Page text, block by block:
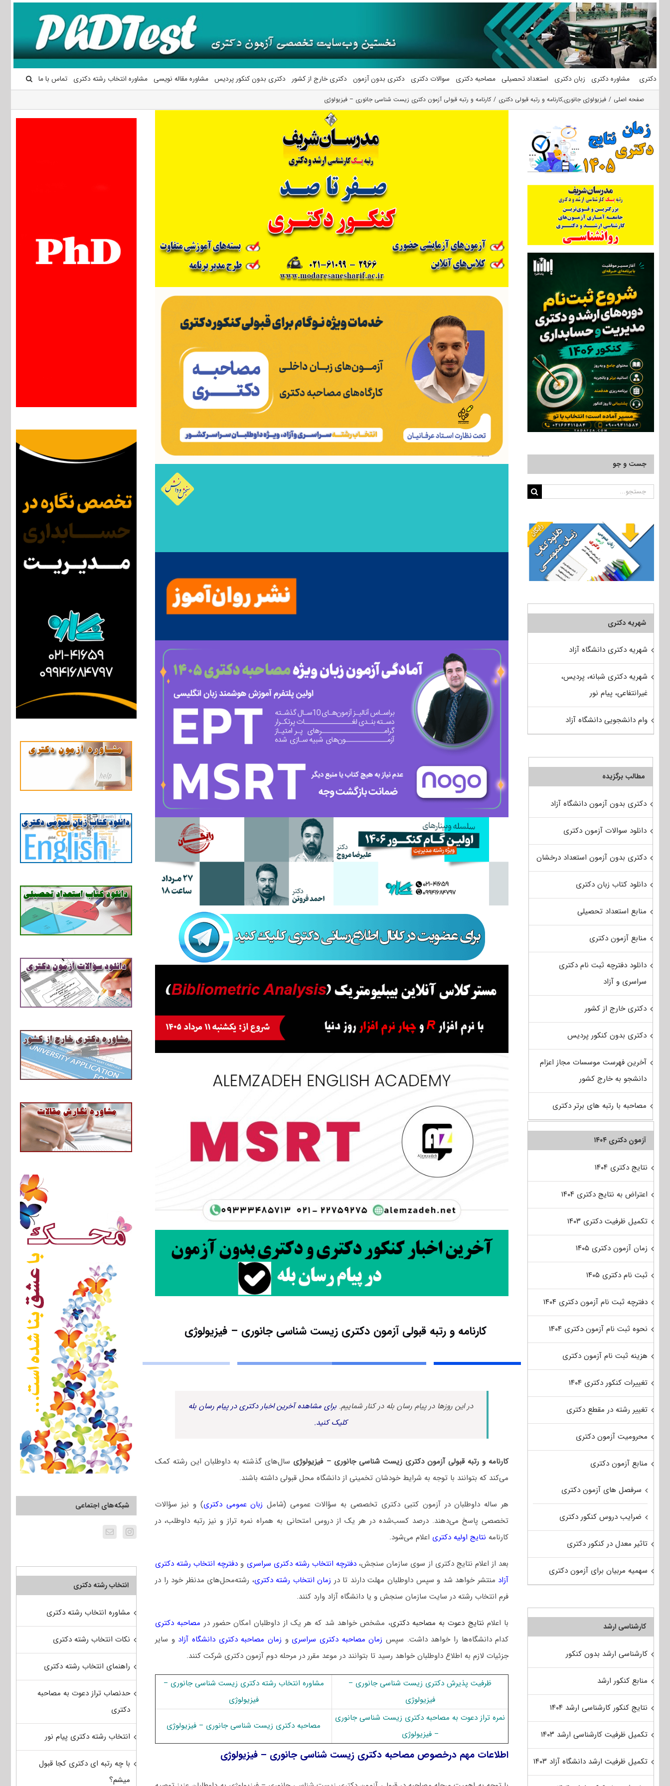
محتوا
دکتری مشاوره دکتری زبان دکتری استعداد تحصیلی مصاحبه دکتری سوالات دکتری دکتری بدون آزمون دکتری خارج از کشور دکتری بدون کنکور پردیس مشاوره مقاله نویسی مشاوره انتخاب رشته دکتری تماس با ما
صفحه اصلی فیزیولوژی جانوری,کارنامه و رتبه قبولی دکتری کارنامه و رتبه قبولی آزمون دکتری زیست شناسی جانوری – فیزیولوژی
کارنامه و رتبه قبولی آزمون دکتری زیست شناسی جانوری – فیزیولوژی
در این روزها در پیام رسان بله در کنار شماییم. برای مشاهده آخرین اخبار دکتری در پیام رسان بله
کلیک کنید.
کارنامه و رتبه قبولی آزمون دکتری زیست شناسی جانوری – فیزیولوژی سال‌های گذشته به داوطلبان این رشته کمک
می‌کند که بتوانند با توجه به شرایط خودشان تخمینی از دانشگاه محل قبولی داشته باشند.
هر ساله داوطلبان در آزمون کتبی دکتری تخصصی به سؤالات عمومی (شامل زبان عمومی دکتری) و نیز سؤالات
تخصصی پاسخ می‌دهند. درصد کسب‌شده در هر یک از دروس امتحانی به همراه نمره تراز و نیز رتبه داوطلب، در
کارنامه نتایج اولیه دکتری اعلام می‌شود.
بعد از اعلام نتایج دکتری از سوی سازمان سنجش، دفترچه انتخاب رشته دکتری سراسری و دفترچه انتخاب رشته دکتری
آزاد منتشر خواهد شد و سپس داوطلبان مهلت دارند تا در زمان انتخاب رشته دکتری، رشته‌محل‌های مدنظر خود را در
فرم انتخاب رشته در سایت سازمان سنجش و یا دانشگاه آزاد وارد کنند.
با اعلام نتایج دعوت به مصاحبه دکتری، مشخص خواهد شد که هر یک از داوطلبان امکان حضور در مصاحبه دکتری
کدام دانشگاه‌ها را خواهد داشت. سپس زمان مصاحبه دکتری سراسری و زمان مصاحبه دکتری دانشگاه آزاد و سایر
جزئیات لازم به اطلاع داوطلبان خواهد رسید تا بتوانند در موعد مقرر در مرحله دوم آزمون دکتری شرکت کنند.
ظرفیت پذیرش دکتری زیست شناسی جانوری –
فیزیولوژی
مشاوره انتخاب رشته دکتری زیست شناسی جانوری –
فیزیولوژی
نمره تراز دعوت به مصاحبه دکتری زیست شناسی جانوری
– فیزیولوژی
مصاحبه دکتری زیست شناسی جانوری – فیزیولوژی
اطلاعات مهم درخصوص مصاحبه دکتری زیست شناسی جانوری – فیزیولوژی
شبکه‌های اجتماعی
انتخاب رشته دکتری
مشاوره انتخاب رشته دکتری
نکات انتخاب رشته دکتری
راهنمای انتخاب رشته دکتری
حدنصاب تراز دعوت به مصاحبه
دکتری
انتخاب رشته دکتری پیام نور
با چه رتبه ای دکتری کجا قبول
میشم؟
جست و جو
جستجو
شهریه دکتری
شهریه دکتری دانشگاه آزاد
شهریه دکتری شبانه، پردیس،
غیرانتفاعی، پیام نور
وام دانشجویی دانشگاه آزاد
مطالب برگزیده
دکتری بدون آزمون دانشگاه آزاد
دانلود سوالات آزمون دکتری
دکتری بدون آزمون استعداد درخشان
دانلود کتاب زبان دکتری
منابع استعداد تحصیلی
منابع آزمون دکتری
دانلود دفترچه ثبت نام دکتری
سراسری و آزاد
دکتری خارج از کشور
دکتری بدون کنکور پردیس
آخرین فهرست موسسات مجاز اعزام
دانشجو به خارج کشور
مصاحبه با رتبه های برتر دکتری
آزمون دکتری ۱۴۰۴
نتایج دکتری ۱۴۰۴
اعتراض به نتایج دکتری ۱۴۰۴
تکمیل ظرفیت دکتری ۱۴۰۳
زمان آزمون دکتری ۱۴۰۵
ثبت نام دکتری ۱۴۰۵
دفترچه ثبت نام آزمون دکتری ۱۴۰۴
نحوه ثبت نام آزمون دکتری ۱۴۰۴
هزینه ثبت نام آزمون دکتری
تغییرات کنکور دکتری ۱۴۰۴
تغییر رشته در مقطع دکتری
محرومیت آزمون دکتری
منابع آزمون دکتری
سرفصل های آزمون دکتری
ضرایب دروس کنکور دکتری
تاثیر معدل در کنکور دکتری
سهمیه مربیان برای آزمون دکتری
کارشناسی ارشد
کارشناسی ارشد بدون کنکور
منابع کنکور ارشد
نتایج کنکور کارشناسی ارشد ۱۴۰۴
تکمیل ظرفیت کارشناسی ارشد ۱۴۰۳
تکمیل ظرفیت ارشد دانشگاه آزاد ۱۴۰۳